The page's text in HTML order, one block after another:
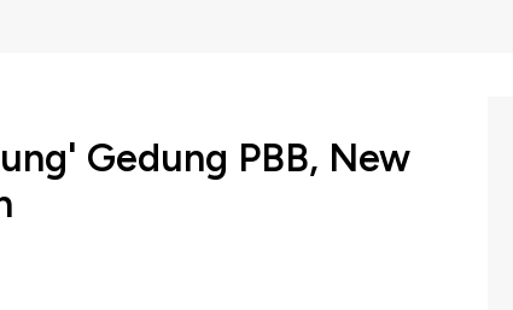
Gedung PBB, New